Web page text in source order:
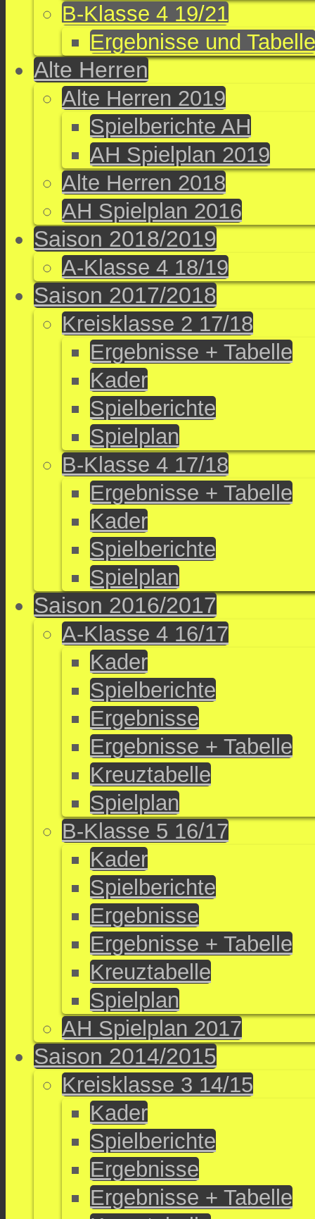
B-Klasse 4 19/21
Ergebnisse und Tabelle
Alte Herren
Alte Herren 2019
Spielberichte AH
AH Spielplan 2019
Alte Herren 2018
AH Spielplan 2016
Saison 2018/2019
A-Klasse 4 18/19
Saison 2017/2018
Kreisklasse 2 17/18
Ergebnisse + Tabelle
Kader
Spielberichte
Spielplan
B-Klasse 4 17/18
Ergebnisse + Tabelle
Kader
Spielberichte
Spielplan
Saison 2016/2017
A-Klasse 4 16/17
Kader
Spielberichte
Ergebnisse
Ergebnisse + Tabelle
Kreuztabelle
Spielplan
B-Klasse 5 16/17
Kader
Spielberichte
Ergebnisse
Ergebnisse + Tabelle
Kreuztabelle
Spielplan
AH Spielplan 2017
Saison 2014/2015
Kreisklasse 3 14/15
Kader
Spielberichte
Ergebnisse
Ergebnisse + Tabelle